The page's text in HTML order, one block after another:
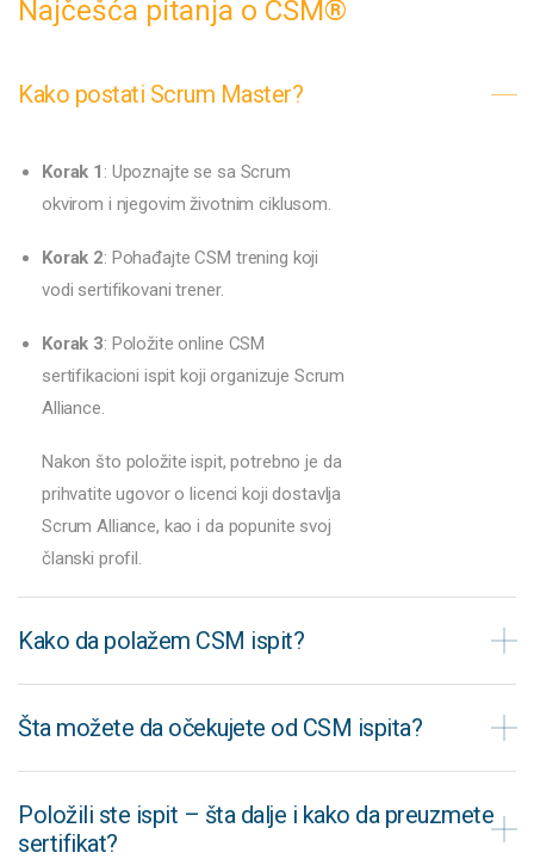
Najčešća pitanja o CSM®
Kako postati Scrum Master?
Korak 1 : Upoznajte se sa Scrum
okvirom i njegovim životnim ciklusom.
Korak 2: Pohađajte CSM trening koji
vodi sertifikovani trener.
Korak 3: Položite online CSM
sertifikacioni ispit koji organizuje Scrum
Alliance.
Nakon što položite ispit, potrebno je da
prihvatite ugovor o licenci koji dostavlja
Scrum Alliance, kao i da popunite svoj
članski profil.
Kako da polažem CSM ispit?
Šta možete da očekujete od CSM ispita?
Položili ste ispit – šta dalje i kako da preuzmete
sertifikat?